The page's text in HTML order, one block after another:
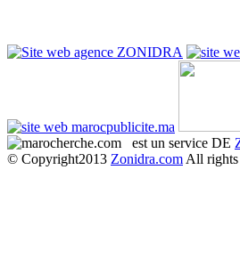
est un service DE
© Copyright2013 Zonidra.com All rights